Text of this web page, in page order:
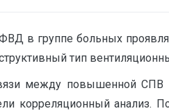
в группе больных
тип
между повышенной СПВ
анализ.